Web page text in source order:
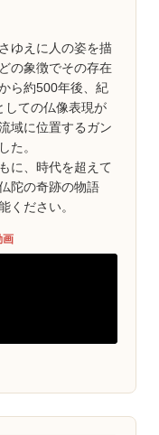
ゆえに人の姿を描
の象徴でその存在
ら約500年後、紀
しての仏像表現が
域に位置するガン
た。
に、時代を超えて
陀の奇跡の物語
ください。
画